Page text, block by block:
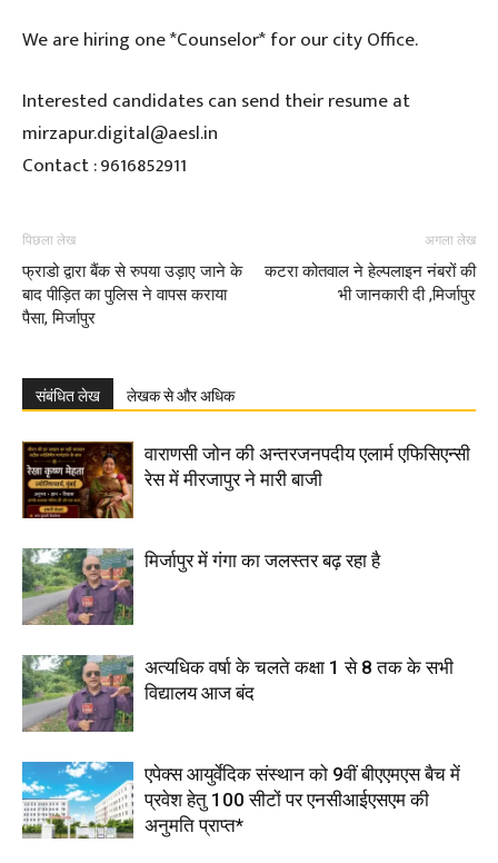
We are hiring one *Counselor* for our city Office.
Interested candidates can send their resume at
mirzapur.digital@aesl.in
Contact : 9616852911
पिछला लेख
फ्राडो द्वारा बैंक से रुपया उड़ाए जाने के
बाद पीड़ित का पुलिस ने वापस कराया
पैसा, मिर्जापुर
अगला लेख
कटरा कोतवाल ने हेल्पलाइन नंबरों की
भी जानकारी दी ,मिर्जापुर
संबंधित लेख लेखक से और अधिक
वाराणसी जोन की अन्तरजनपदीय एलार्म एफिसिएन्सी
रेस में मीरजापुर ने मारी बाजी
मिर्जापुर में गंगा का जलस्तर बढ़ रहा है
अत्यधिक वर्षा के चलते कक्षा 1 से 8 तक के सभी
विद्यालय आज बंद
एपेक्स आयुर्वेदिक संस्थान को 9वीं बीएएमएस बैच में
प्रवेश हेतु 100 सीटों पर एनसीआईएसएम की
अनुमति प्राप्त*